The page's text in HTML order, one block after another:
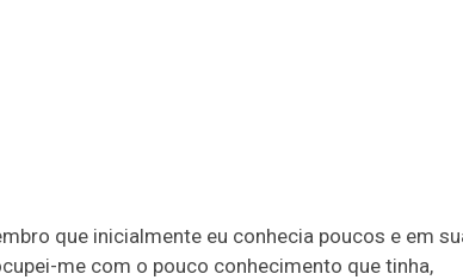
que inicialmente eu conhecia poucos e em
me com o pouco conhecimento que tinha,